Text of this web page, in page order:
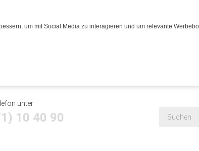
um mit Social Media zu interagieren und um relevante
unter
10 40 90